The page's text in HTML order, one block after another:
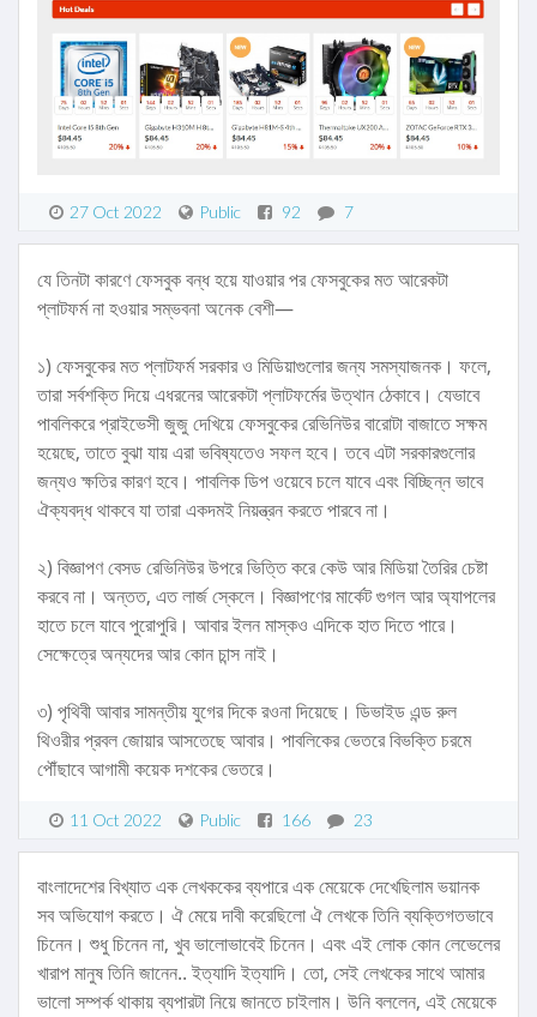
27 Oct 2022 Public 92 7
যে তিনটা কারণে ফেসবুক বন্ধ হয়ে যাওয়ার পর ফেসবুকের মত আরেকটা
প্লাটফর্ম না হওয়ার সম্ভবনা অনেক বেশী—
১) ফেসবুকের মত প্লাটফর্ম সরকার ও মিডিয়াগুলোর জন্য সমস্যাজনক। ফলে,
তারা সর্বশক্তি দিয়ে এধরনের আরেকটা প্লাটফর্মের উত্থান ঠেকাবে। যেভাবে
পাবলিকরে প্রাইভেসী জুজু দেখিয়ে ফেসবুকের রেভিনিউর বারোটা বাজাতে সক্ষম
হয়েছে, তাতে বুঝা যায় এরা ভবিষ্যতেও সফল হবে। তবে এটা সরকারগুলোর
জন্যও ক্ষতির কারণ হবে। পাবলিক ডিপ ওয়েবে চলে যাবে এবং বিচ্ছিন্ন ভাবে
ঐক্যবদ্ধ থাকবে যা তারা একদমই নিয়ন্ত্রন করতে পারবে না।
২) বিজ্ঞাপণ বেসড রেভিনিউর উপরে ভিত্তি করে কেউ আর মিডিয়া তৈরির চেষ্টা
করবে না। অন্তত, এত লার্জ স্কেলে। বিজ্ঞাপণের মার্কেট গুগল আর অ্যাপলের
হাতে চলে যাবে পুরোপুরি। আবার ইলন মাস্কও এদিকে হাত দিতে পারে।
সেক্ষেত্রে অন্যদের আর কোন চান্স নাই।
৩) পৃথিবী আবার সামন্তীয় যুগের দিকে রওনা দিয়েছে। ডিভাইড এন্ড রুল
থিওরীর প্রবল জোয়ার আসতেছে আবার। পাবলিকের ভেতরে বিভক্তি চরমে
পৌঁছাবে আগামী কয়েক দশকের ভেতরে।
11 Oct 2022 Public 166 23
বাংলাদেশের বিখ্যাত এক লেখককের ব্যপারে এক মেয়েকে দেখেছিলাম ভয়ানক
সব অভিযোগ করতে। ঐ মেয়ে দাবী করেছিলো ঐ লেখকে তিনি ব্যক্তিগতভাবে
চিনেন। শুধু চিনেন না, খুব ভালোভাবেই চিনেন। এবং এই লোক কোন লেভেলের
খারাপ মানুষ তিনি জানেন.. ইত্যাদি ইত্যাদি। তো, সেই লেখকের সাথে আমার
ভালো সম্পর্ক থাকায় ব্যপারটা নিয়ে জানতে চাইলাম। উনি বললেন, এই মেয়েকে